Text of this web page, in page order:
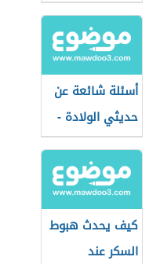
أسئلة شائعة عن
حديثي الولادة -
فيديو
كيف يحدث هبوط
السكر عند